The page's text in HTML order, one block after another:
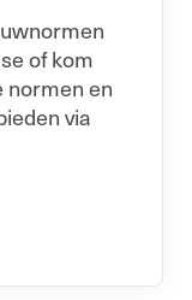
of kom
normen en
via